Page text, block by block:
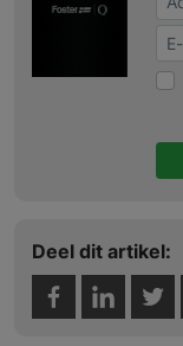
Deel dit artikel: